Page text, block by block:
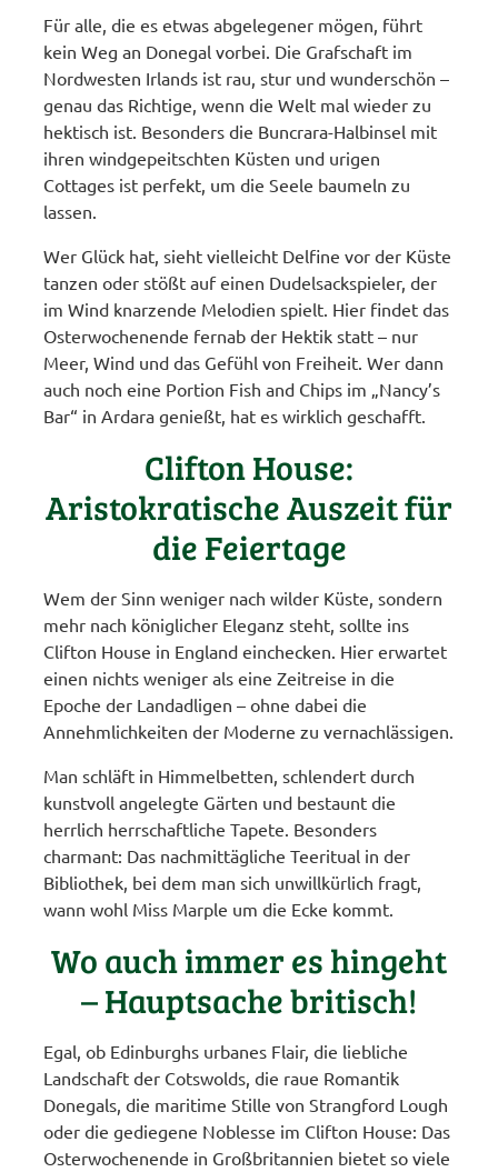
Für alle, die es etwas abgelegener mögen, führt
kein Weg an Donegal vorbei. Die Grafschaft im
Nordwesten Irlands ist rau, stur und wunderschön –
genau das Richtige, wenn die Welt mal wieder zu
hektisch ist. Besonders die Buncrara-Halbinsel mit
ihren windgepeitschten Küsten und urigen
Cottages ist perfekt, um die Seele baumeln zu
lassen.
Wer Glück hat, sieht vielleicht Delfine vor der Küste
tanzen oder stößt auf einen Dudelsackspieler, der
im Wind knarzende Melodien spielt. Hier findet das
Osterwochenende fernab der Hektik statt – nur
Meer, Wind und das Gefühl von Freiheit. Wer dann
auch noch eine Portion Fish and Chips im „Nancy’s
Bar“ in Ardara genießt, hat es wirklich geschafft.
Clifton House:
Aristokratische Auszeit für
die Feiertage
Wem der Sinn weniger nach wilder Küste, sondern
mehr nach königlicher Eleganz steht, sollte ins
Clifton House in England einchecken. Hier erwartet
einen nichts weniger als eine Zeitreise in die
Epoche der Landadligen – ohne dabei die
Annehmlichkeiten der Moderne zu vernachlässigen.
Man schläft in Himmelbetten, schlendert durch
kunstvoll angelegte Gärten und bestaunt die
herrlich herrschaftliche Tapete. Besonders
charmant: Das nachmittägliche Teeritual in der
Bibliothek, bei dem man sich unwillkürlich fragt,
wann wohl Miss Marple um die Ecke kommt.
Wo auch immer es hingeht
– Hauptsache britisch!
Egal, ob Edinburghs urbanes Flair, die liebliche
Landschaft der Cotswolds, die raue Romantik
Donegals, die maritime Stille von Strangford Lough
oder die gediegene Noblesse im Clifton House: Das
Osterwochenende in Großbritannien bietet so viele